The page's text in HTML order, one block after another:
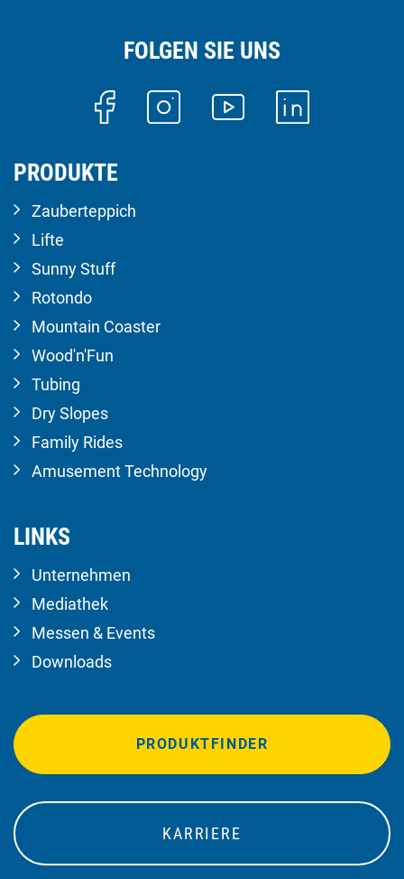
FOLGEN SIE UNS
PRODUKTE
Zauberteppich
Lifte
Sunny Stuff
Rotondo
Mountain Coaster
Wood'n'Fun
Tubing
Dry Slopes
Family Rides
Amusement Technology
LINKS
Unternehmen
Mediathek
Messen & Events
Downloads
PRODUKTFINDER
KARRIERE